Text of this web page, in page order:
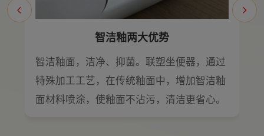
智洁釉两大优势
智洁釉面，洁净、抑菌。联塑坐便器，通过
特殊加工工艺，在传统釉面中，增加智洁釉
面材料喷涂，使釉面不沾污，清洁更省心。